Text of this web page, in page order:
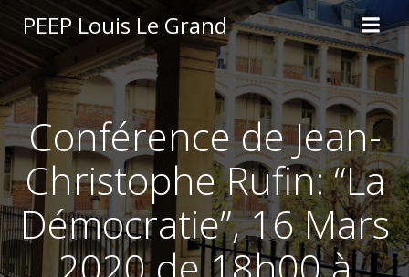
au
contenu
PEEP Louis Le Grand
Conférence de Jean-
Christophe Rufin: “La
Démocratie”, 16 Mars